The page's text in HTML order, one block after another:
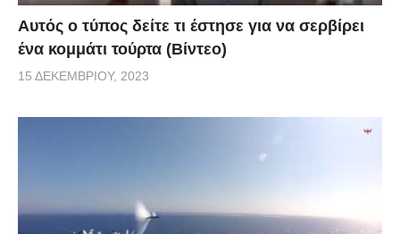
Αυτός ο τύπος δείτε τι έστησε για να σερβίρει
ένα κομμάτι τούρτα (Βίντεο)
15 ΔΕΚΕΜΒΡΊΟΥ, 2023